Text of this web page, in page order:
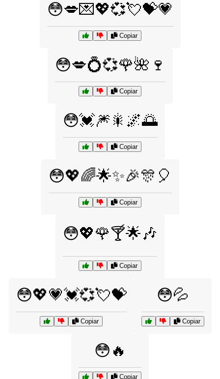
😳💋💌💖💞💘💝💗
Copiar
😳💋💍💞🌹🌺🍷
Copiar
😳💓🎆🎇🌌🌅
Copiar
😳💖🌈🌟✨🎉🎊🎈
Copiar
😳💖🌹🍸🌟🎶
Copiar
😳💖💗💓💞💘💝
Copiar
😳💦
Copiar
😳🔥
Copiar